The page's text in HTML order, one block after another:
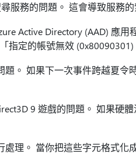
服務的問題。 這會導致服務的
Active Directory (AAD) 應
指定的帳號無效 (0x80090301)
。 如果下一次事件跨越夏令
9 遊戲的問題。 如果硬
理。 當你把這些字元格式化